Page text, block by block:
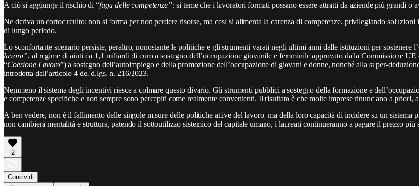
A ciò si aggiunge il rischio di “fuga delle competenze”: si teme che i lavoratori formati possano essere attratti da aziende più grandi o
Ne deriva un cortocircuito: non si forma per non perdere risorse, ma così si alimenta la carenza di competenze, privilegiando
di lungo periodo.
Lo sconfortante scenario persiste, peraltro, nonostante le politiche e gli strumenti varati negli ultimi anni dalle istituzioni per sostenere
lavoro”, al regime di aiuti da 1,1 miliardi di euro a sostegno dell’occupazione giovanile e femminile approvato dalla Commissione
“Coesione Lavoro”) a sostegno dell’autoimpiego e della promozione dell’occupazione di giovani e donne, nonché alla super-
introdotta dall’articolo 4 del d.lgs. n. 216/2023.
Nemmeno il sistema degli incentivi riesce a colmare questo divario. Gli strumenti pubblici a sostegno della formazione e
e competenze specifiche e non sempre sono percepiti come realmente convenienti. Il risultato è che molte imprese rinunciano a
A ben vedere, non è il fallimento delle singole misure delle politiche attive del lavoro, ma della loro capacità di incidere su un
non cambierà mentalità e struttura, patendo il sottoutilizzo sistemico del capitale umano, i laureati continueranno a pagare il prezzo più
2
Condividi